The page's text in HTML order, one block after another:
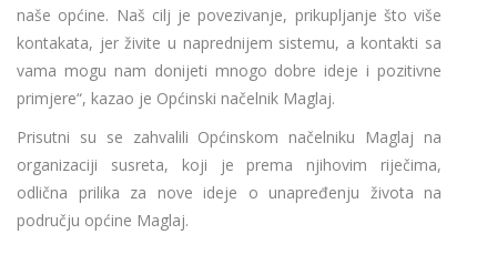
naše općine. Naš cilj je povezivanje, prikupljanje što više
kontakata, jer živite u naprednijem sistemu, a kontakti sa
vama mogu nam donijeti mnogo dobre ideje i pozitivne
primjere“, kazao je Općinski načelnik Maglaj.
Prisutni su se zahvalili Općinskom načelniku Maglaj na
organizaciji susreta, koji je prema njihovim riječima,
odlična prilika za nove ideje o unapređenju života na
području općine Maglaj.